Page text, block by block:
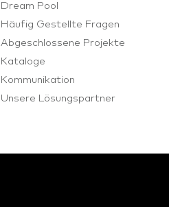
Dream Pool
Häufig Gestellte Fragen
Abgeschlossene Projekte
Kataloge
Kommunikation
Unsere Lösungspartner